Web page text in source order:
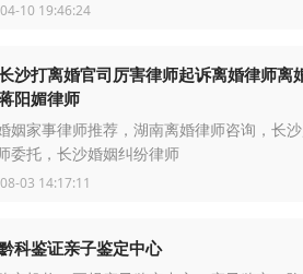
10 19:46:24
沙打离婚官司厉害律师起诉离婚律师离
阳媚律师
姻家事律师推荐，湖南离婚律师咨询，长
委托，长沙婚姻纠纷律师
03 14:17:11
科鉴证亲子鉴定中心